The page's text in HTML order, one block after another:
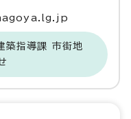
築指導課 市街地